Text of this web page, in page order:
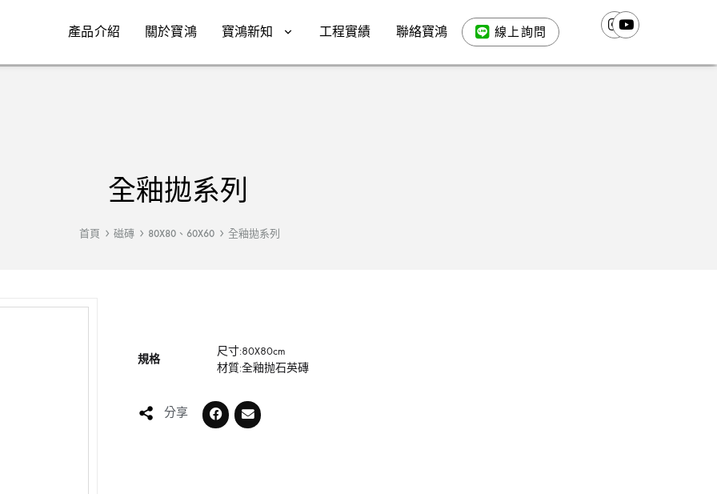
產品介紹 關於寶鴻 寶鴻新知 工程實績 聯絡寶鴻 線上詢問
全釉拋系列
首頁 磁磚 80X80、60X60 全釉拋系列
規格
尺寸:80X80cm
材質:全釉抛石英磚
分享